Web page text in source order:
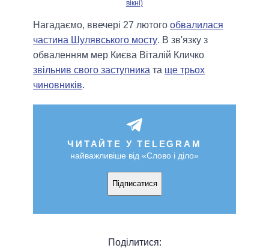
вікні)
Нагадаємо, ввечері 27 лютого обвалилася
частина Шулявського мосту. В зв'язку з
обваленням мер Києва Віталій Кличко
звільнив свого заступника та ще трьох
чиновників.
ЧИТАЙТЕ У TELEGRAM
найважливіше від «Слово і діло»
Підписатися
Поділитися: